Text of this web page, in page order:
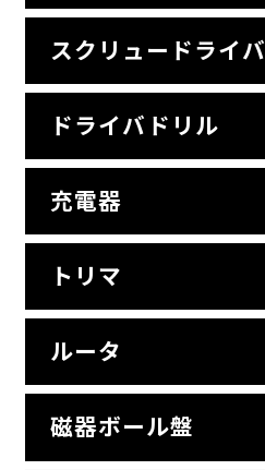
スクリュードライバ
ドライバドリル
充電器
トリマ
ルータ
磁器ボール盤